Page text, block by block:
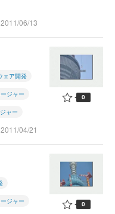
2011/06/13
ェア開発
ジャー
ャー
2011/04/21
0
ジャー 0